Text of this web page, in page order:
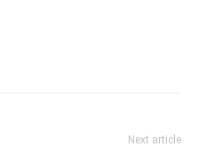
Next article